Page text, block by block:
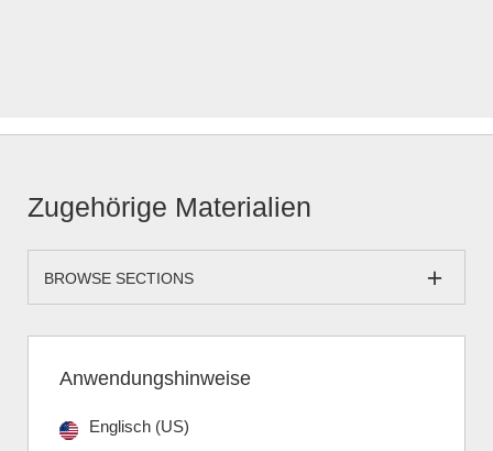
Zugehörige Materialien
BROWSE SECTIONS
Anwendungshinweise
Englisch (US)